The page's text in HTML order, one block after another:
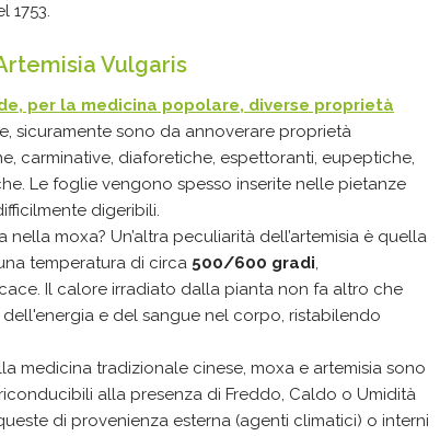
1753.
Vulgaris
per la medicina popolare, diverse proprietà
sicuramente sono da annoverare proprietà
carminative, diaforetiche, espettoranti, eupeptiche,
Le foglie vengono spesso inserite nelle pietanze
digeribili.
nella moxa? Un’altra peculiarità dell’artemisia è quella
temperatura di circa 500/600 gradi,
Il calore irradiato dalla pianta non fa altro che
e del sangue nel corpo, ristabilendo
medicina tradizionale cinese, moxa e artemisia sono
alla presenza di Freddo, Caldo o Umidità
di provenienza esterna (agenti climatici) o interni